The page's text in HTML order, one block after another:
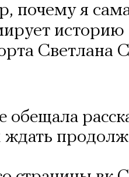
почему я
историю
Светлана
обещала